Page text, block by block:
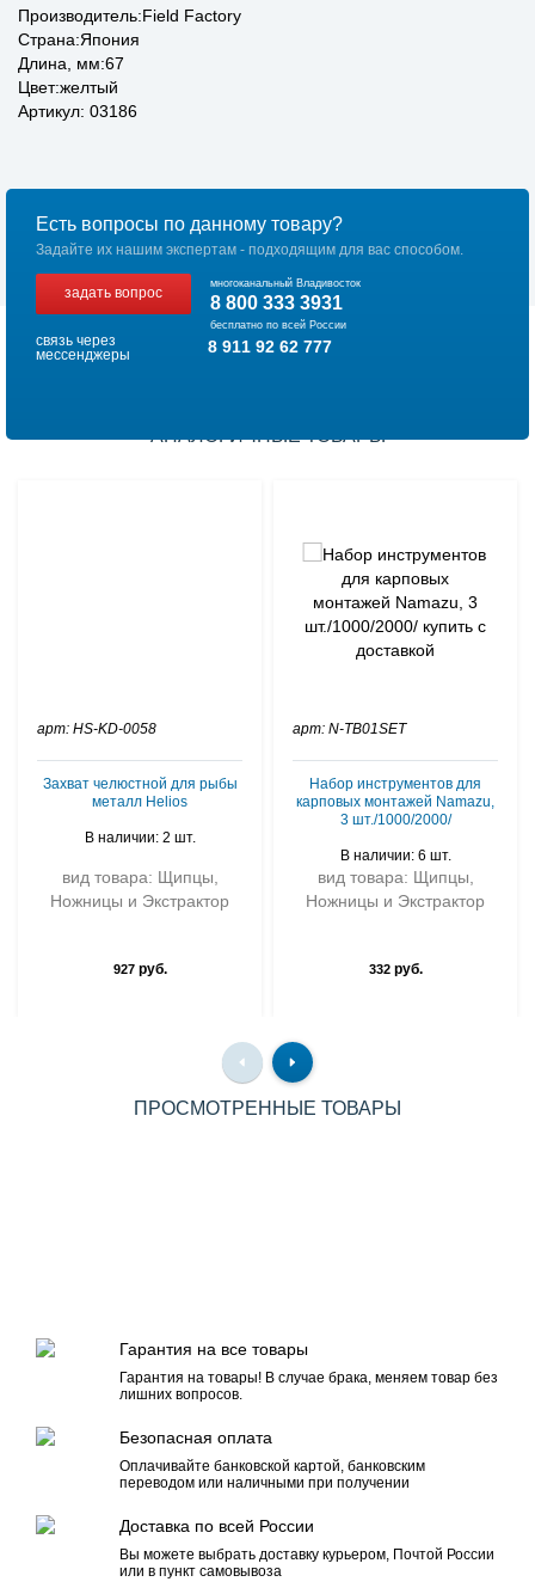
Производитель:Field Factory
Страна:Япония
Длина, мм:67
Цвет:желтый
Артикул: 03186
Есть вопросы по данному товару?
Задайте их нашим экспертам - подходящим для вас способом.
задать вопрос
многоканальный Владивосток
8 800 333 3931
бесплатно по всей России
связь через
мессенджеры
8 911 92 62 777
АНАЛОГИЧНЫЕ ТОВАРЫ
арт: HS-KD-0058
Захват челюстной для рыбы
металл Helios
В наличии: 2 шт.
вид товара: Щипцы,
Ножницы и Экстрактор
927руб.
арт: N-TB01SET
Набор инструментов для
карповых монтажей Namazu,
3 шт./1000/2000/
В наличии: 6 шт.
вид товара: Щипцы,
Ножницы и Экстрактор
332руб.
ПРОСМОТРЕННЫЕ ТОВАРЫ
Гарантия на все товары
Гарантия на товары! В случае брака, меняем товар без
лишних вопросов.
Безопасная оплата
Оплачивайте банковской картой, банковским
переводом или наличными при получении
Доставка по всей России
Вы можете выбрать доставку курьером, Почтой России
или в пункт самовывоза